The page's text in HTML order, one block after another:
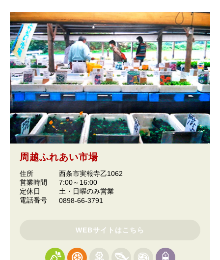
周越ふれあい市場
住所
西条市実報寺乙1062
営業時間
7:00～16:00
定休日
土・日曜のみ営業
電話番号
0898-66-3791
WEBサイトはこちら